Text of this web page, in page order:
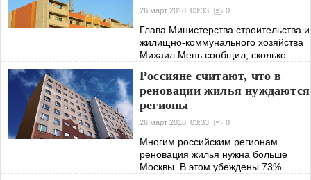
26 март 2018, 03:33 0
Глава Министерства строительства и
жилищно-коммунального хозяйства
Михаил Мень сообщил, сколько
оказались обманутыми.
Россияне считают, что в
реновации жилья нуждаются
регионы
26 март 2018, 03:33 0
Многим российским регионам
реновация жилья нужна больше
Москвы. В этом убеждены 73%